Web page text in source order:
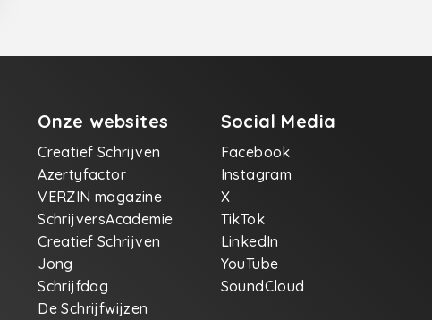
Onze websites
Creatief Schrijven
Azertyfactor
VERZIN magazine
SchrijversAcademie
Creatief Schrijven
Jong
Schrijfdag
De Schrijfwijzen
Social Media
Facebook
Instagram
X
TikTok
LinkedIn
YouTube
SoundCloud